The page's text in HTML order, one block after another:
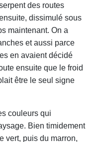
des routes
dissimulé sous
maintenant. On a
et aussi parce
en avaient décidé
ensuite que le froid
être le seul signe
couleurs qui
Bien timidement
vert, puis du marron,